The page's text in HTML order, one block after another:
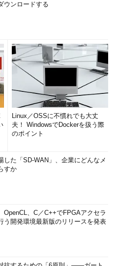
ウンロードする
Linux／OSSに不慣れでも大丈
夫！ WindowsでDockerを扱う際
のポイント
した「SD-WAN」、企業にどんなメ
すか
OpenCL、C／C++でFPGAアクセラ
う開発環境最新版のリリースを発表